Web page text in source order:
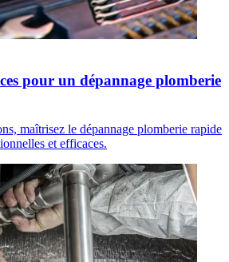
pour un dépannage plomberie
maîtrisez le dépannage plomberie rapide
et efficaces.